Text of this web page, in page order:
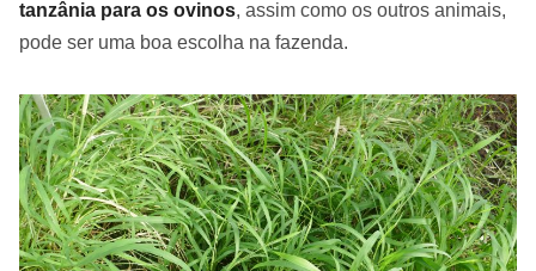
tanzânia para os ovinos, assim como os outros animais,
pode ser uma boa escolha na fazenda.